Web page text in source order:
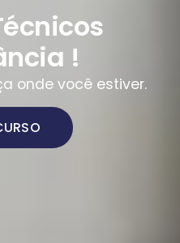
!
onde você estiver.